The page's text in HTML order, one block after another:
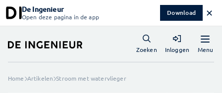
De Ingenieur
Open deze pagina in de app Download ✕
Menu
Zoeken Inloggen
Home Artikelen Stroom met watervlieger